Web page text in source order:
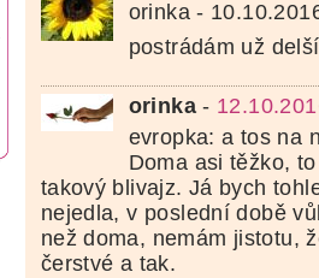
orinka -
postrádám už
orinka-
evropka: a tos na
Doma asi těžko,
takový blivajz. Já bych
nejedla, v poslední době
než doma, nemám jistotu,
čerstvé a tak.